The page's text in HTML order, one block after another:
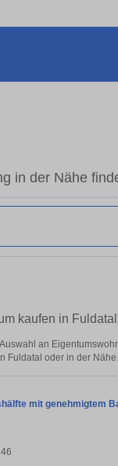
in der Nähe
kaufen in Fuldatal
an
Fuldatal oder in der Nähe.
mit genehmigtem